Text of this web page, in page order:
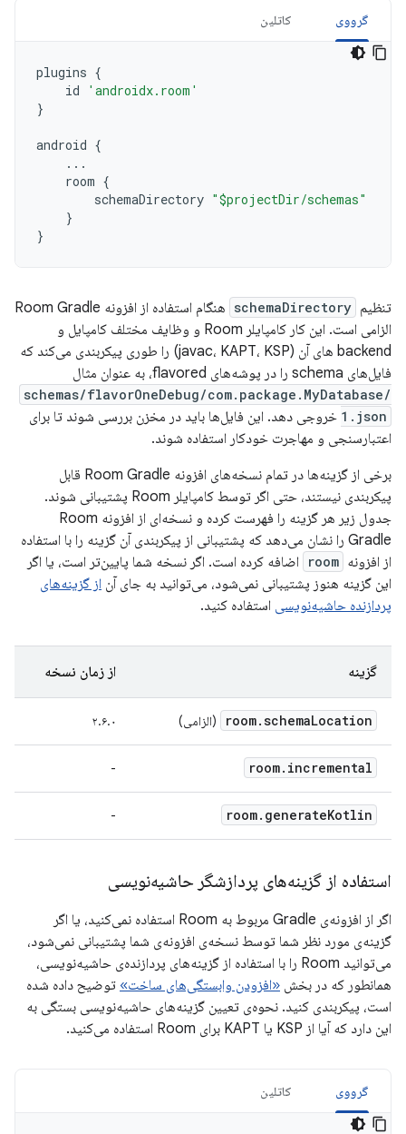
گرووی کاتلین
plugins {
id
'androidx.room'
}
android {
...
room {
schemaDirectory "$projectDir/schemas"
}
}
تنظیم schemaDirectory
هنگام استفاده از افزونه Room Gradle
الزامی است. این کار کامپایلر Room و وظایف مختلف کامپایل و
backend های آن (javac، KAPT، KSP) را طوری پیکربندی می‌کند که
فایل‌های schema را در پوشه‌های flavored، به عنوان مثال
schemas/flavorOneDebug/com.package.MyDatabase/
1.json خروجی دهد. این فایل‌ها باید در مخزن بررسی شوند تا برای
اعتبارسنجی و مهاجرت خودکار استفاده شوند.
برخی از گزینه‌ها در تمام نسخه‌های افزونه Room Gradle قابل
پیکربندی نیستند، حتی اگر توسط کامپایلر Room پشتیبانی شوند.
جدول زیر هر گزینه را فهرست کرده و نسخه‌ای از افزونه Room
Gradle را نشان می‌دهد که پشتیبانی از پیکربندی آن گزینه را با استفاده
از افزونه room
اضافه کرده است. اگر نسخه شما پایین‌تر است، یا اگر
این گزینه هنوز پشتیبانی نمی‌شود، می‌توانید به جای آن از گزینه‌های
پردازنده حاشیه‌نویسی استفاده کنید.
گزینه از زمان نسخه
room.schemaLocation (الزامی) ۲.۶.۰
room. incremental
-
room. generateKotlin
-
استفاده از گزینه‌های پردازشگر حاشیه‌نویسی
اگر از افزونه‌ی Gradle مربوط به Room استفاده نمی‌کنید، یا اگر
گزینه‌ی مورد نظر شما توسط نسخه‌ی افزونه‌ی شما پشتیبانی نمی‌شود،
می‌توانید Room را با استفاده از گزینه‌های پردازنده‌ی حاشیه‌نویسی،
همانطور که در بخش «افزودن وابستگی‌های ساخت» توضیح داده شده
است، پیکربندی کنید. نحوه‌ی تعیین گزینه‌های حاشیه‌نویسی بستگی به
این دارد که آیا از KSP یا KAPT برای Room استفاده می‌کنید.
گرووی کاتلین